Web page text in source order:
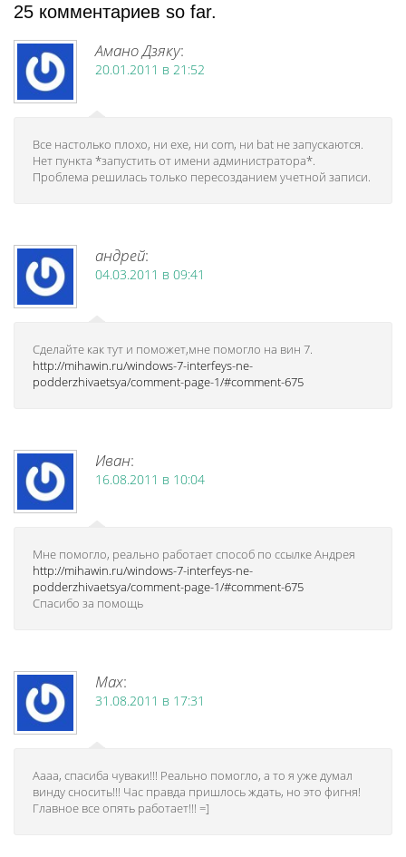
25 комментариев so far.
Амано Дзяку:
20.01.2011 в 21:52
Все настолько плохо, ни exe, ни com, ни bat не запускаются.
Нет пункта *запустить от имени администратора*.
Проблема решилась только пересозданием учетной записи.
андрей:
04.03.2011 в 09:41
Сделайте как тут и поможет,мне помогло на вин 7.
http://mihawin.ru/windows-7-interfeys-ne-
podderzhivaetsya/comment-page-1/#comment-675
Иван:
16.08.2011 в 10:04
Мне помогло, реально работает способ по ссылке Андрея
http://mihawin.ru/windows-7-interfeys-ne-
podderzhivaetsya/comment-page-1/#comment-675
Спасибо за помощь
Max:
31.08.2011 в 17:31
Аааа, спасиба чуваки!!! Реально помогло, а то я уже думал
винду сносить!!! Час правда пришлось ждать, но это фигня!
Главное все опять работает!!! =]